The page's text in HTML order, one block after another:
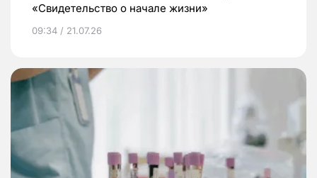
«Свидетельство о начале жизни»
09:34 / 21.07.26